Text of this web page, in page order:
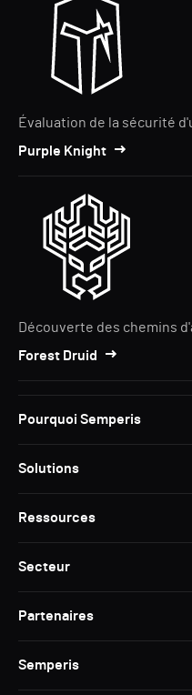
Évaluation de la sécurité
Purple Knight
Découverte des chemins
Forest Druid
Pourquoi Semperis
Solutions
Ressources
Secteur
Partenaires
Semperis